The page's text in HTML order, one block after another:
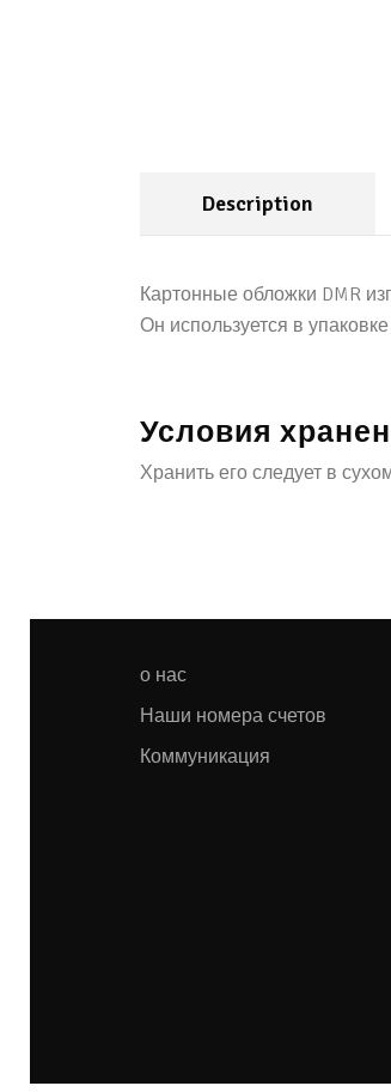
Description
Картонные обложки DMR
Он используется в
Условия
Хранить его следует в
о нас
Наши номера счетов
Коммуникация